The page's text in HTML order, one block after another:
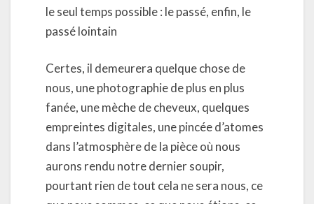
le seul temps possible : le passé, enfin, le
passé lointain
Certes, il demeurera quelque chose de
nous, une photographie de plus en plus
fanée, une mèche de cheveux, quelques
empreintes digitales, une pincée d’atomes
dans l’atmosphère de la pièce où nous
aurons rendu notre dernier soupir,
pourtant rien de tout cela ne sera nous, ce